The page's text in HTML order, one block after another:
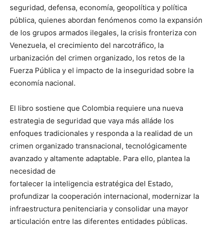
seguridad, defensa, economía, geopolítica y política
pública, quienes abordan fenómenos como la expansión
de los grupos armados ilegales, la crisis fronteriza con
Venezuela, el crecimiento del narcotráfico, la
urbanización del crimen organizado, los retos de la
Fuerza Pública y el impacto de la inseguridad sobre la
economía nacional.
El libro sostiene que Colombia requiere una nueva
estrategia de seguridad que vaya más alláde los
enfoques tradicionales y responda a la realidad de un
crimen organizado transnacional, tecnológicamente
avanzado y altamente adaptable. Para ello, plantea la
necesidad de
fortalecer la inteligencia estratégica del Estado,
profundizar la cooperación internacional, modernizar la
infraestructura penitenciaria y consolidar una mayor
articulación entre las diferentes entidades públicas.